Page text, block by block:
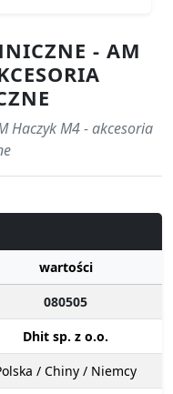
- AM
Haczyk M4 - akcesoria
wartości
080505
Dhit sp. z o.o.
/ Chiny / Niemcy